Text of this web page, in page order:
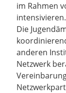
im Rahmen
intensivieren.
Die
anderen
Netzwerk